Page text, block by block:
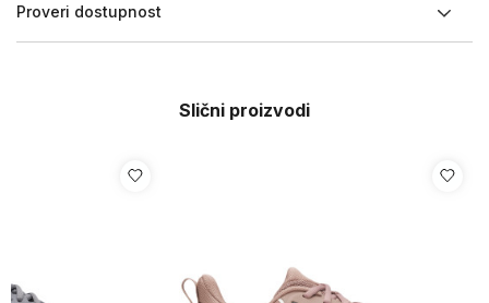
Proveri dostupnost
Slični proizvodi